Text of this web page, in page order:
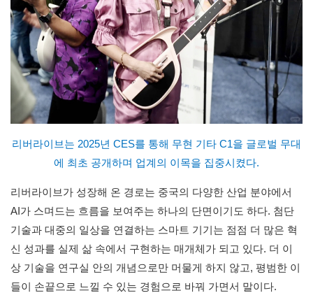
리버라이브는 2025년 CES를 통해 무현 기타 C1을 글로벌 무대
에 최초 공개하며 업계의 이목을 집중시켰다.
리버라이브가 성장해 온 경로는 중국의 다양한 산업 분야에서
AI가 스며드는 흐름을 보여주는 하나의 단면이기도 하다. 첨단
기술과 대중의 일상을 연결하는 스마트 기기는 점점 더 많은 혁
신 성과를 실제 삶 속에서 구현하는 매개체가 되고 있다. 더 이
상 기술을 연구실 안의 개념으로만 머물게 하지 않고, 평범한 이
들이 손끝으로 느낄 수 있는 경험으로 바꿔 가면서 말이다.